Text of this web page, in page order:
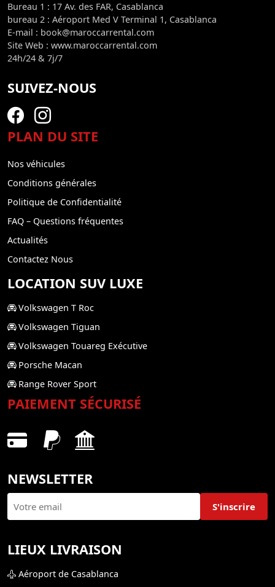
Bureau 1 : 17 Av. des FAR, Casablanca
bureau 2 : Aéroport Med V Terminal 1, Casablanca
E-mail : book@maroccarrental.com
Site Web : www.maroccarrental.com
24h/24 & 7j/7
SUIVEZ-NOUS
PLAN DU SITE
Nos véhicules
Conditions générales
Politique de Confidentialité
FAQ – Questions fréquentes
Actualités
Contactez Nous
LOCATION SUV LUXE
Volkswagen T Roc
Volkswagen Tiguan
Volkswagen Touareg Exécutive
Porsche Macan
Range Rover Sport
PAIEMENT SÉCURISÉ
NEWSLETTER
S'inscrire
LIEUX LIVRAISON
Aéroport de Casablanca